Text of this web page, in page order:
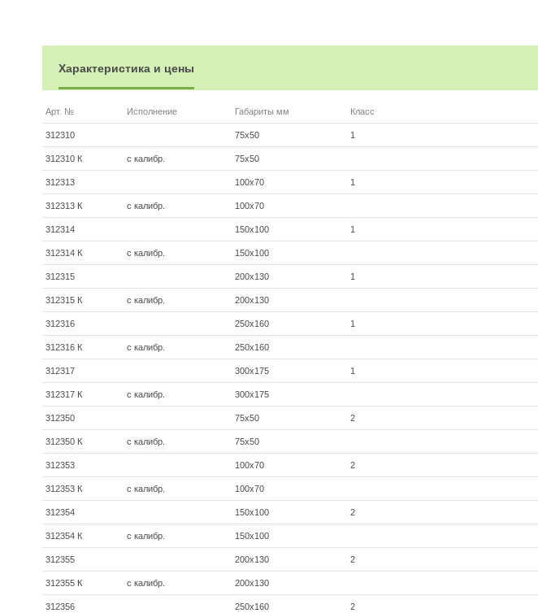
Характеристика и цены
Арт. № Исполнение Габариты мм Класс
312310 75x50 1
312310 К с калибр. 75x50
312313 100x70 1
312313 К с калибр. 100x70
312314 150x100 1
312314 К с калибр. 150x100
312315 200x130 1
312315 К с калибр. 200x130
312316 250x160 1
312316 К с калибр. 250x160
312317 300x175 1
312317 К с калибр. 300x175
312350 75x50 2
312350 К с калибр. 75x50
312353 100x70 2
312353 К с калибр. 100x70
312354 150x100 2
312354 К с калибр. 150x100
312355 200x130 2
312355 К с калибр. 200x130
312356 250х160 2